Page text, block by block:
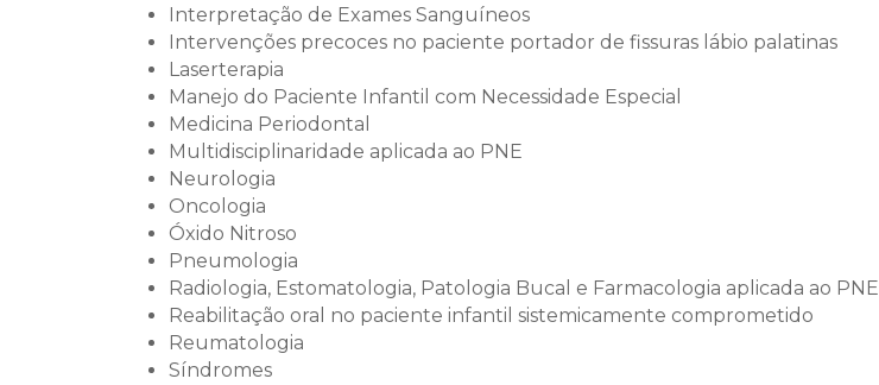
Interpretação de Exames Sanguíneos
Intervenções precoces no paciente portador de fissuras lábio palatinas
Laserterapia
Manejo do Paciente Infantil com Necessidade Especial
Medicina Periodontal
Multidisciplinaridade aplicada ao PNE
Neurologia
Oncologia
Óxido Nitroso
Pneumologia
Radiologia, Estomatologia, Patologia Bucal e Farmacologia aplicada ao PNE
Reabilitação oral no paciente infantil sistemicamente comprometido
Reumatologia
Síndromes